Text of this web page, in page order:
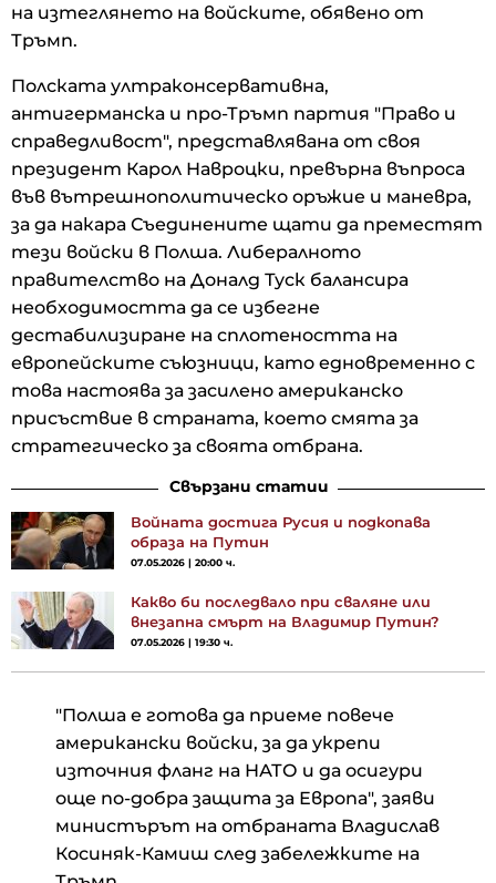
на изтеглянето на войските, обявено от
Тръмп.
Полската ултраконсервативна,
антигерманска и про-Тръмп партия "Право и
справедливост", представлявана от своя
президент Карол Навроцки, превърна въпроса
във вътрешнополитическо оръжие и маневра,
за да накара Съединените щати да преместят
тези войски в Полша. Либералното
правителство на Доналд Туск балансира
необходимостта да се избегне
дестабилизиране на сплотеността на
европейските съюзници, като едновременно с
това настоява за засилено американско
присъствие в страната, което смята за
стратегическо за своята отбрана.
Свързани статии
Войната достига Русия и подкопава
образа на Путин
07.05.2026 | 20:00 ч.
Какво би последвало при сваляне или
внезапна смърт на Владимир Путин?
07.05.2026 | 19:30 ч.
"Полша е готова да приеме повече
американски войски, за да укрепи
източния фланг на НАТО и да осигури
още по-добра защита за Европа", заяви
министърът на отбраната Владислав
Косиняк-Камиш след забележките на